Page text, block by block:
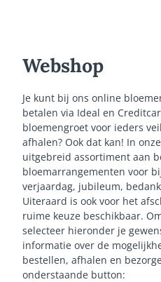
Webshop
Je kunt bij ons online
betalen via Ideal en
bloemengroet voor ieders
afhalen? Ook dat kan! In
uitgebreid assortiment aan
bloemarrangementen voor
verjaardag, jubileum,
Uiteraard is ook voor het
ruime keuze beschikbaar.
selecteer hieronder je
informatie over de
bestellen, afhalen en
onderstaande button: